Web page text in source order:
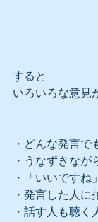
すると
いろいろな意見
・どんな発言で
・うなずきなが
・「いいですね
・発言した人に
・話す人も聴く